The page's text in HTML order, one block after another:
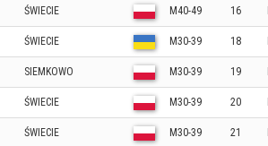
ŚWIECIE M40-49 16
ŚWIECIE M30-39 18
SIEMKOWO M30-39 19
ŚWIECIE M30-39 20
ŚWIECIE M30-39 21